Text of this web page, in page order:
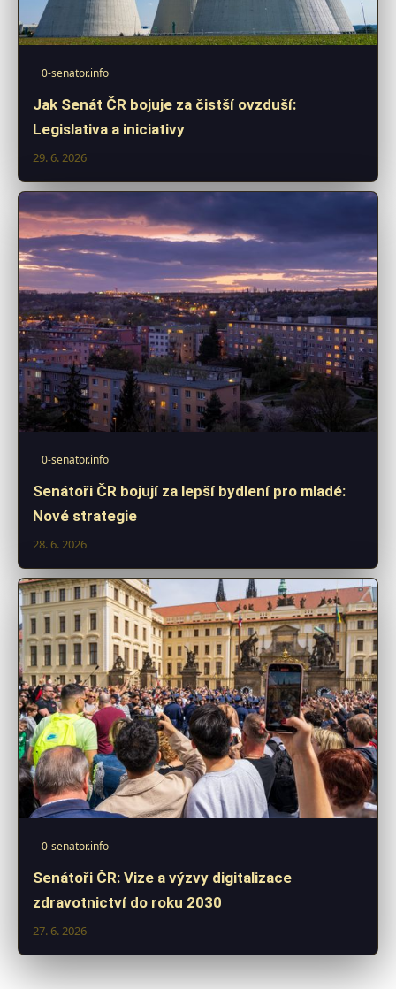
0-senator.info
Jak Senát ČR bojuje za čistší ovzduší:
Legislativa a iniciativy
29. 6. 2026
0-senator.info
Senátoři ČR bojují za lepší bydlení pro mladé:
Nové strategie
28. 6. 2026
0-senator.info
Senátoři ČR: Vize a výzvy digitalizace
zdravotnictví do roku 2030
27. 6. 2026